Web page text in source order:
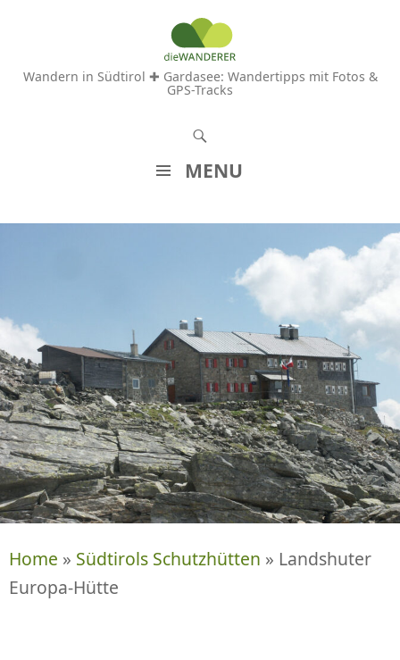
Wandern in Südtirol ✚ Gardasee: Wandertipps mit Fotos &
GPS-Tracks
MENU
L
T
S
P
R
I
N
G
E
Home » Südtirols Schutzhütten » Landshuter
Europa-Hütte